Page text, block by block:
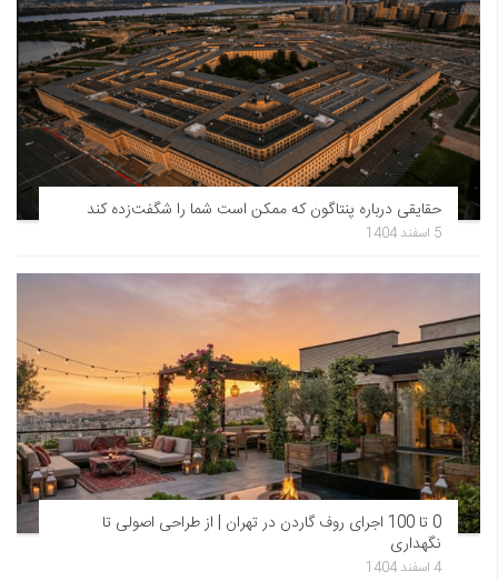
حقایقی درباره پنتاگون که ممکن است شما را شگفت‌زده کند
5 اسفند 1404
0 تا 100 اجرای روف گاردن در تهران | از طراحی اصولی تا
نگهداری
4 اسفند 1404